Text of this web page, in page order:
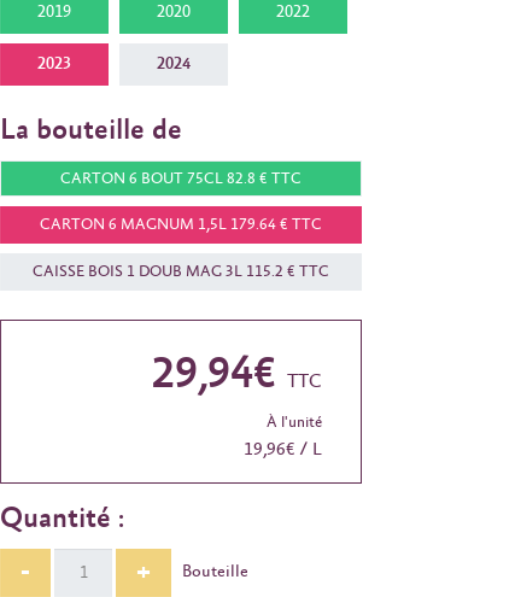
2019 2020 2022
2023 2024
La bouteille de
CARTON 6 BOUT 75CL 82.8 € TTC
CARTON 6 MAGNUM 1,5L 179.64 € TTC
CAISSE BOIS 1 DOUB MAG 3L 115.2 € TTC
29,94€ TTC
À l'unité
19,96€ / L
Quantité :
-
+ Bouteille